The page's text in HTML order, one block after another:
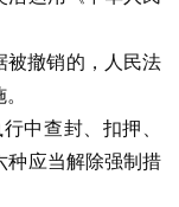
被撤销的，人民法
中查封、扣押、
种应当解除强制措